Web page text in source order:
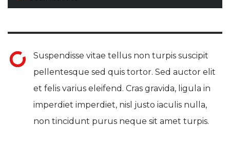
Suspendisse vitae tellus non turpis suscipit
pellentesque sed quis tortor. Sed auctor elit
et felis varius eleifend. Cras gravida, ligula in
imperdiet imperdiet, nisl justo iaculis nulla,
non tincidunt purus neque sit amet turpis.